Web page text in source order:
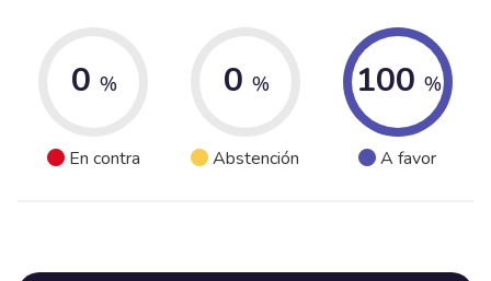
0 %
En contra
0 %
Abstención
100 %
A favor